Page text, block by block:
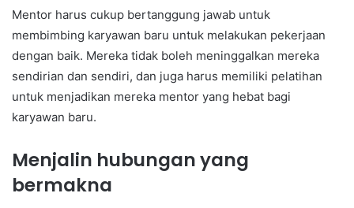
Mentor harus cukup bertanggung jawab untuk
membimbing karyawan baru untuk melakukan pekerjaan
dengan baik. Mereka tidak boleh meninggalkan mereka
sendirian dan sendiri, dan juga harus memiliki pelatihan
untuk menjadikan mereka mentor yang hebat bagi
karyawan baru.
Menjalin hubungan yang
bermakna